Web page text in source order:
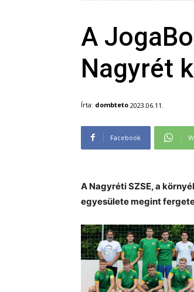
A
Nagyrét
Írta: dombteto 2023.06.11.
Facebook
A Nagyréti SZSE, a
egyesülete megint